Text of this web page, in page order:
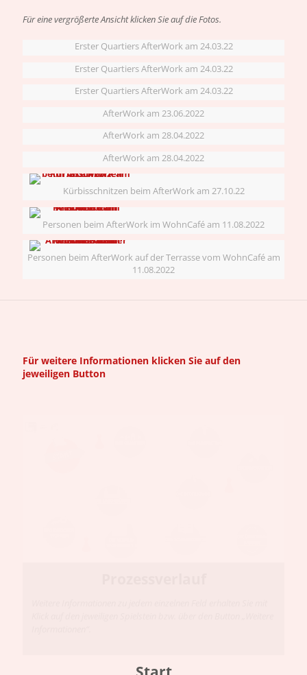
Für eine vergrößerte Ansicht klicken Sie auf die Fotos.
Erster Quartiers AfterWork am 24.03.22
Erster Quartiers AfterWork am 24.03.22
Erster Quartiers AfterWork am 24.03.22
AfterWork am 23.06.2022
AfterWork am 28.04.2022
AfterWork am 28.04.2022
Kürbisschnitzen beim AfterWork am 27.10.22
Personen beim AfterWork im WohnCafé am 11.08.2022
Personen beim AfterWork auf der Terrasse vom WohnCafé am
11.08.2022
Für weitere Informationen klicken Sie auf den
jeweiligen Button